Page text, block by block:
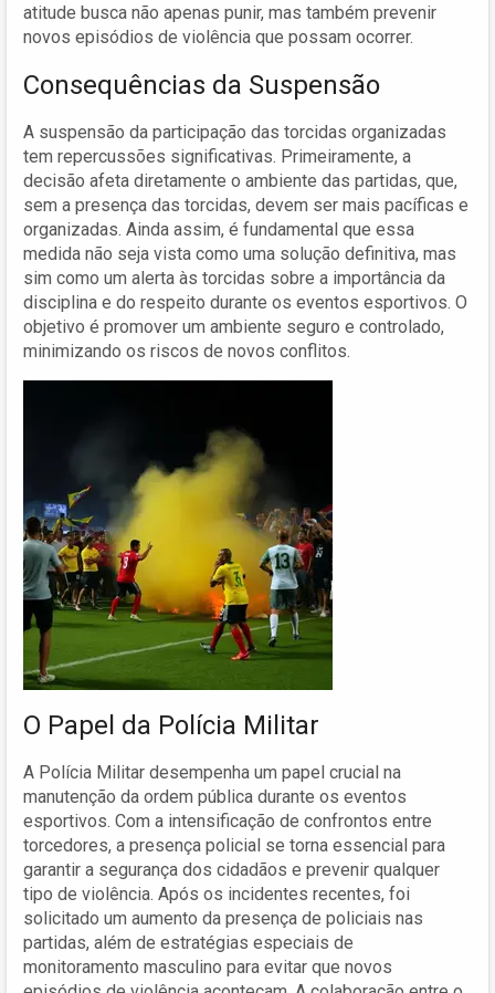
atitude busca não apenas punir, mas também prevenir
novos episódios de violência que possam ocorrer.
Consequências da Suspensão
A suspensão da participação das torcidas organizadas
tem repercussões significativas. Primeiramente, a
decisão afeta diretamente o ambiente das partidas, que,
sem a presença das torcidas, devem ser mais pacíficas e
organizadas. Ainda assim, é fundamental que essa
medida não seja vista como uma solução definitiva, mas
sim como um alerta às torcidas sobre a importância da
disciplina e do respeito durante os eventos esportivos. O
objetivo é promover um ambiente seguro e controlado,
minimizando os riscos de novos conflitos.
O Papel da Polícia Militar
A Polícia Militar desempenha um papel crucial na
manutenção da ordem pública durante os eventos
esportivos. Com a intensificação de confrontos entre
torcedores, a presença policial se torna essencial para
garantir a segurança dos cidadãos e prevenir qualquer
tipo de violência. Após os incidentes recentes, foi
solicitado um aumento da presença de policiais nas
partidas, além de estratégias especiais de
monitoramento masculino para evitar que novos